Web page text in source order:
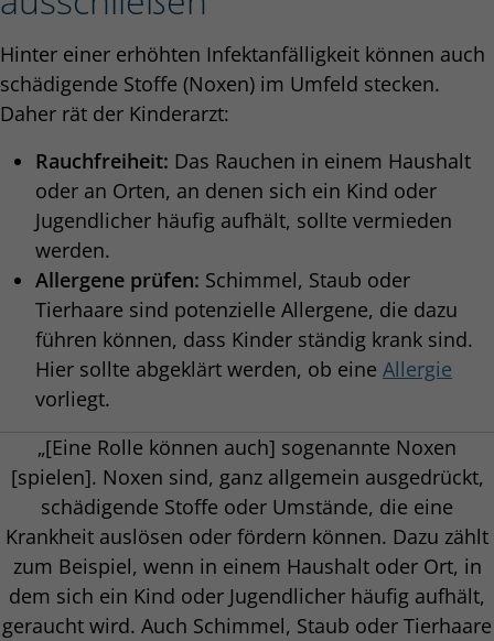
Hinter einer erhöhten Infektanfälligkeit können auch
schädigende Stoffe (Noxen) im Umfeld stecken.
Daher rät der Kinderarzt:
Rauchfreiheit: Das Rauchen in einem Haushalt
oder an Orten, an denen sich ein Kind oder
Jugendlicher häufig aufhält, sollte vermieden
werden.
Allergene prüfen: Schimmel, Staub oder
Tierhaare sind potenzielle Allergene, die dazu
führen können, dass Kinder ständig krank sind.
Hier sollte abgeklärt werden, ob eine Allergie
vorliegt.
„[Eine Rolle können auch] sogenannte Noxen
[spielen]. Noxen sind, ganz allgemein ausgedrückt,
schädigende Stoffe oder Umstände, die eine
Krankheit auslösen oder fördern können. Dazu zählt
zum Beispiel, wenn in einem Haushalt oder Ort, in
dem sich ein Kind oder Jugendlicher häufig aufhält,
geraucht wird. Auch Schimmel, Staub oder Tierhaare